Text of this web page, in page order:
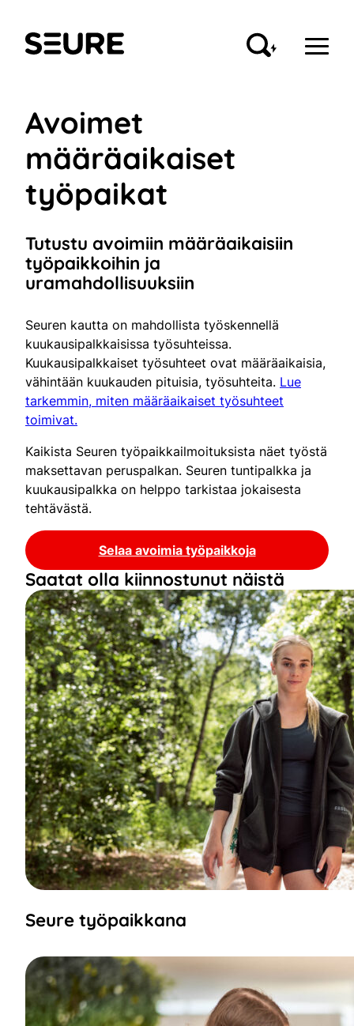
sisältöön
Seure
Avoimet
määräaikaiset
työpaikat
Tutustu avoimiin määräaikaisiin
työpaikkoihin ja
uramahdollisuuksiin
Seuren kautta on mahdollista työskennellä
kuukausipalkkaisissa työsuhteissa.
Kuukausipalkkaiset työsuhteet ovat määräaikaisia,
vähintään kuukauden pituisia, työsuhteita. Lue
tarkemmin, miten määräaikaiset työsuhteet
toimivat.
Kaikista Seuren työpaikkailmoituksista näet työstä
maksettavan peruspalkan. Seuren tuntipalkka ja
kuukausipalkka on helppo tarkistaa jokaisesta
tehtävästä.
Selaa avoimia työpaikkoja
Saatat olla kiinnostunut näistä
Seure työpaikkana